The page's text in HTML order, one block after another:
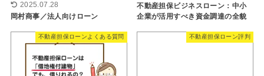
2025.07.28
岡村商事／法人向けローン
不動産担保ビジネスローン：中小
企業が活用すべき資金調達の全貌
不動産担保ローンよくある質問 不動産担保ローン評判